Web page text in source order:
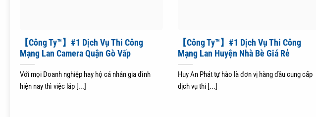
【Công Ty™】#1 Dịch Vụ Thi Công
Mạng Lan Camera Quận Gò Vấp
Với mọi Doanh nghiệp hay hộ cá nhân gia đình
hiện nay thì việc lắp [...]
【Công Ty™】#1 Dịch Vụ Thi Công
Mạng Lan Huyện Nhà Bè Giá Rẻ
Huy An Phát tự hào là đơn vị hàng đầu cung cấp
dịch vụ thi [...]